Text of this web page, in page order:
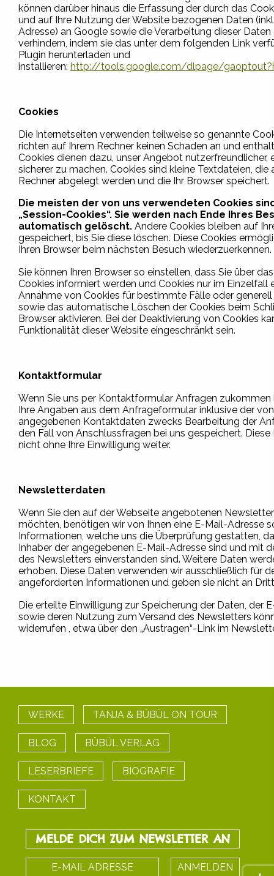
können darüber hinaus die Erfassung der durch das
und auf Ihre Nutzung der Website bezogenen Daten
Adresse) an Google sowie die Verarbeitung dieser
verhindern, indem sie das unter dem folgenden Link
Plugin herunterladen und
installieren: http://tools.google.com/dlpage/
Cookies
Die Internetseiten verwenden teilweise so genannte
richten auf Ihrem Rechner keinen Schaden an und
Cookies dienen dazu, unser Angebot nutzerfreundlicher,
sicherer zu machen. Cookies sind kleine Textdateien, die
Rechner abgelegt werden und die Ihr Browser speichert.
Die meisten der von uns verwendeten Cookies
„Session-Cookies“. Sie werden nach Ende Ihres
automatisch gelöscht. Andere Cookies bleiben auf
gespeichert, bis Sie diese löschen. Diese Cookies
Ihren Browser beim nächsten Besuch wiederzuerkennen.
Sie können Ihren Browser so einstellen, dass Sie über
Cookies informiert werden und Cookies nur im Einzelfall
Annahme von Cookies für bestimmte Fälle oder
sowie das automatische Löschen der Cookies beim
Browser aktivieren. Bei der Deaktivierung von Cookies
Funktionalität dieser Website eingeschränkt sein.
Kontaktformular
Wenn Sie uns per Kontaktformular Anfragen zukommen
Ihre Angaben aus dem Anfrageformular inklusive der
angegebenen Kontaktdaten zwecks Bearbeitung der
den Fall von Anschlussfragen bei uns gespeichert.
nicht ohne Ihre Einwilligung weiter.
Newsletterdaten
Wenn Sie den auf der Webseite angebotenen
möchten, benötigen wir von Ihnen eine E-Mail-Adresse
Informationen, welche uns die Überprüfung gestatten,
Inhaber der angegebenen E-Mail-Adresse sind und mit
des Newsletters einverstanden sind. Weitere Daten
erhoben. Diese Daten verwenden wir ausschließlich für
angeforderten Informationen und geben sie nicht an
Die erteilte Einwilligung zur Speicherung der Daten, der
sowie deren Nutzung zum Versand des Newsletters
widerrufen , etwa über den „Austragen“-Link im
WERKE TANJA & BÜBÜL ON TOUR
BLOG BÜBÜL VERLAG
LESERBRIEFE BIOGRAFIE
KONTAKT
MELDE DICH ZUM NEWSLETTER AN